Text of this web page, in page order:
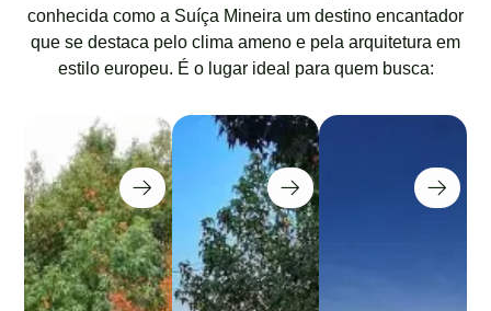
conhecida como a Suíça Mineira um destino encantador
que se destaca pelo clima ameno e pela arquitetura em
estilo europeu. É o lugar ideal para quem busca: